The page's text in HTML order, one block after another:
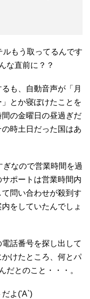
もう取ってるんです
な直前に？？
も、自動音声が「月
とか寝ぼけたことを
の金曜日の昼過ぎだ
時土日だった国はあ
なので営業時間を過
ポートは営業時間内
問い合わせが殺到す
をしていたんでしょ
話番号を探し出して
けたところ、何とパ
だとのこと・・・。
よ('A`)